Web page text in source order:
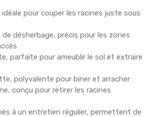
pour couper les racines juste sous
de désherbage, précis pour les zones
parfaite pour ameublir le sol et extraire
polyvalente pour biner et arracher
conçu pour retirer les racines
à un entretien régulier, permettent de